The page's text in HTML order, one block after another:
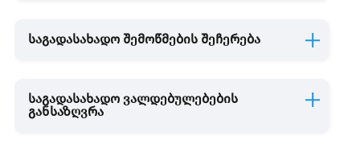
საგადასახადო შემოწმების შეჩერება
საგადასახადო ვალდებულებების
განსაზღვრა